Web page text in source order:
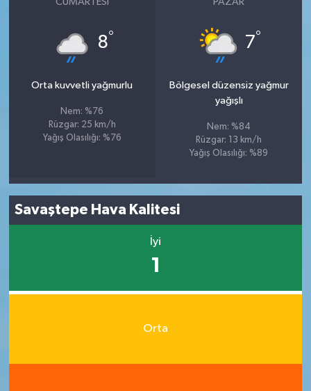
8°
Orta kuvvetli yağmurlu
Nem: %76
Rüzgar: 25 km/h
Yağış Olasılığı: %76
7°
Bölgesel düzensiz yağmur
yağışlı
Nem: %84
Rüzgar: 13 km/h
Yağış Olasılığı: %89
Savaştepe Hava Kalitesi
İyi
1
Orta